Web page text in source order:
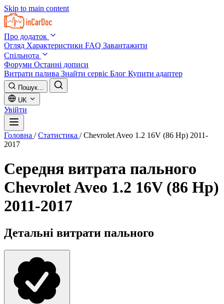
Skip to main content
Про додаток
Огляд Характеристики FAQ Завантажити
Спільнота
Форуми Останні дописи
Витрати палива Знайти сервіс Блог Купити адаптер
Пошук...
UK
Увійти
Головна / Статистика / Chevrolet Aveo 1.2 16V (86 Hp) 2011-
2017
Середня витрата пального
Chevrolet Aveo 1.2 16V (86 Hp)
2011-2017
Детальні витрати пального